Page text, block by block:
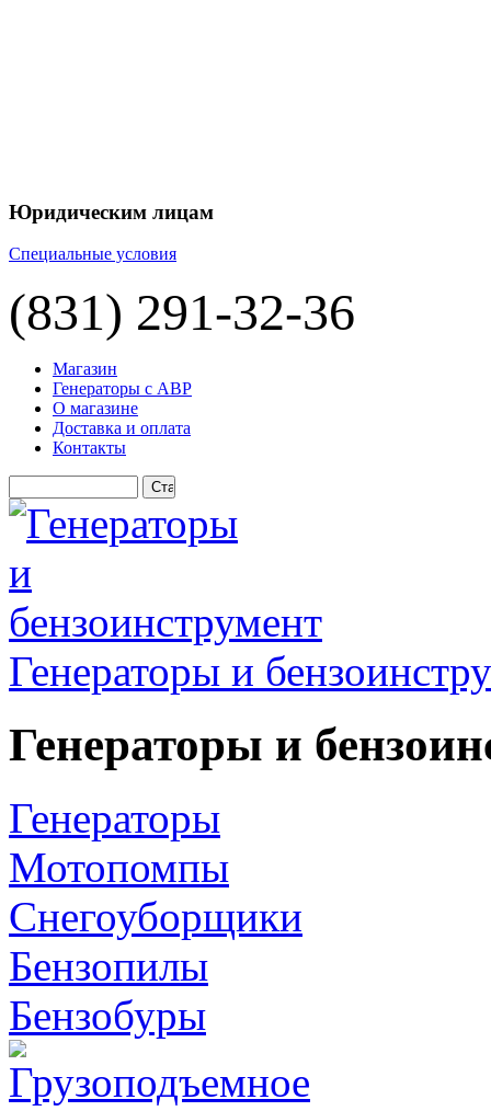
Юридическим лицам
Специальные условия
(831) 291-32-36
Магазин
Генераторы с АВР
О магазине
Доставка и оплата
Контакты
Генераторы и
Генераторы и
Генераторы
Мотопомпы
Снегоуборщики
Бензопилы
Бензобуры